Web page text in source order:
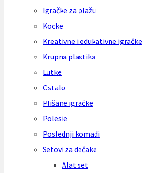
Igračke za plažu
Kocke
Kreativne i edukativne igračke
Krupna plastika
Lutke
Ostalo
Plišane igračke
Polesie
Poslednji komadi
Setovi za dečake
Alat set